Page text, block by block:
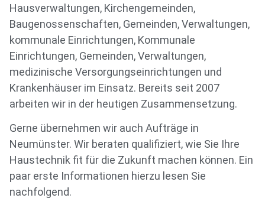
Hausverwaltungen, Kirchengemeinden,
Baugenossenschaften, Gemeinden, Verwaltungen,
kommunale Einrichtungen, Kommunale
Einrichtungen, Gemeinden, Verwaltungen,
medizinische Versorgungseinrichtungen und
Krankenhäuser im Einsatz. Bereits seit 2007
arbeiten wir in der heutigen Zusammensetzung.
Gerne übernehmen wir auch Aufträge in
Neumünster. Wir beraten qualifiziert, wie Sie Ihre
Haustechnik fit für die Zukunft machen können. Ein
paar erste Informationen hierzu lesen Sie
nachfolgend.